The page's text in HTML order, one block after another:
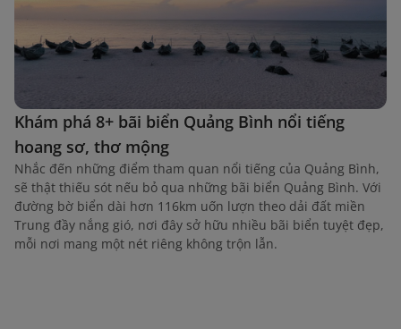
Khám phá 8+ bãi biển Quảng Bình nổi tiếng
hoang sơ, thơ mộng
Nhắc đến những điểm tham quan nổi tiếng của Quảng Bình,
sẽ thật thiếu sót nếu bỏ qua những bãi biển Quảng Bình. Với
đường bờ biển dài hơn 116km uốn lượn theo dải đất miền
Trung đầy nắng gió, nơi đây sở hữu nhiều bãi biển tuyệt đẹp,
mỗi nơi mang một nét riêng không trộn lẫn.